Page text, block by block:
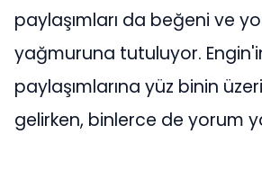
paylaşımları da beğeni ve
yağmuruna tutuluyor.
paylaşımlarına yüz binin
gelirken, binlerce de yorum